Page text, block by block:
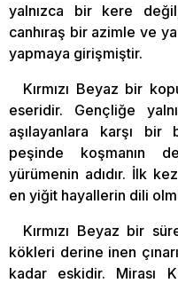
yalnızca bir kere
canhıraş bir azimle ve
yapmaya girişmiştir.
Kırmızı Beyaz bir
eseridir. Gençliğe
aşılayanlara karşı bir
peşinde koşmanın
yürümenin adıdır. İlk
en yiğit hayallerin dili
Kırmızı Beyaz bir
kökleri derine inen
kadar eskidir. Mirası